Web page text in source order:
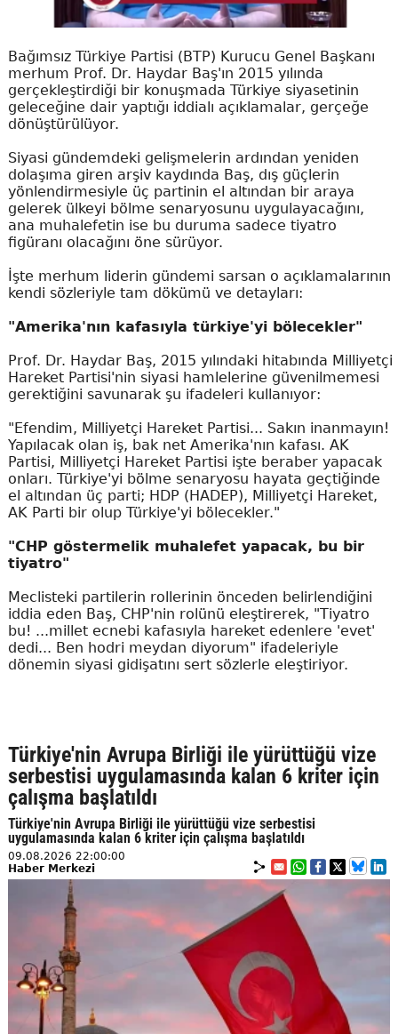
Bağımsız Türkiye Partisi (BTP) Kurucu Genel Başkanı
merhum Prof. Dr. Haydar Baş'ın 2015 yılında
gerçekleştirdiği bir konuşmada Türkiye siyasetinin
geleceğine dair yaptığı iddialı açıklamalar, gerçeğe
dönüştürülüyor.
Siyasi gündemdeki gelişmelerin ardından yeniden
dolaşıma giren arşiv kaydında Baş, dış güçlerin
yönlendirmesiyle üç partinin el altından bir araya
gelerek ülkeyi bölme senaryosunu uygulayacağını,
ana muhalefetin ise bu duruma sadece tiyatro
figüranı olacağını öne sürüyor.
İşte merhum liderin gündemi sarsan o açıklamalarının
kendi sözleriyle tam dökümü ve detayları:
"Amerika'nın kafasıyla türkiye'yi bölecekler"
Prof. Dr. Haydar Baş, 2015 yılındaki hitabında Milliyetçi
Hareket Partisi'nin siyasi hamlelerine güvenilmemesi
gerektiğini savunarak şu ifadeleri kullanıyor:
"Efendim, Milliyetçi Hareket Partisi... Sakın inanmayın!
Yapılacak olan iş, bak net Amerika'nın kafası. AK
Partisi, Milliyetçi Hareket Partisi işte beraber yapacak
onları. Türkiye'yi bölme senaryosu hayata geçtiğinde
el altından üç parti; HDP (HADEP), Milliyetçi Hareket,
AK Parti bir olup Türkiye'yi bölecekler."
"CHP göstermelik muhalefet yapacak, bu bir
tiyatro"
Meclisteki partilerin rollerinin önceden belirlendiğini
iddia eden Baş, CHP'nin rolünü eleştirerek, "Tiyatro
bu! ...millet ecnebi kafasıyla hareket edenlere 'evet'
dedi... Ben hodri meydan diyorum" ifadeleriyle
dönemin siyasi gidişatını sert sözlerle eleştiriyor.
Türkiye'nin Avrupa Birliği ile yürüttüğü vize
serbestisi uygulamasında kalan 6 kriter için
çalışma başlatıldı
Türkiye'nin Avrupa Birliği ile yürüttüğü vize serbestisi
uygulamasında kalan 6 kriter için çalışma başlatıldı
09.08.2026 22:00:00
Haber Merkezi